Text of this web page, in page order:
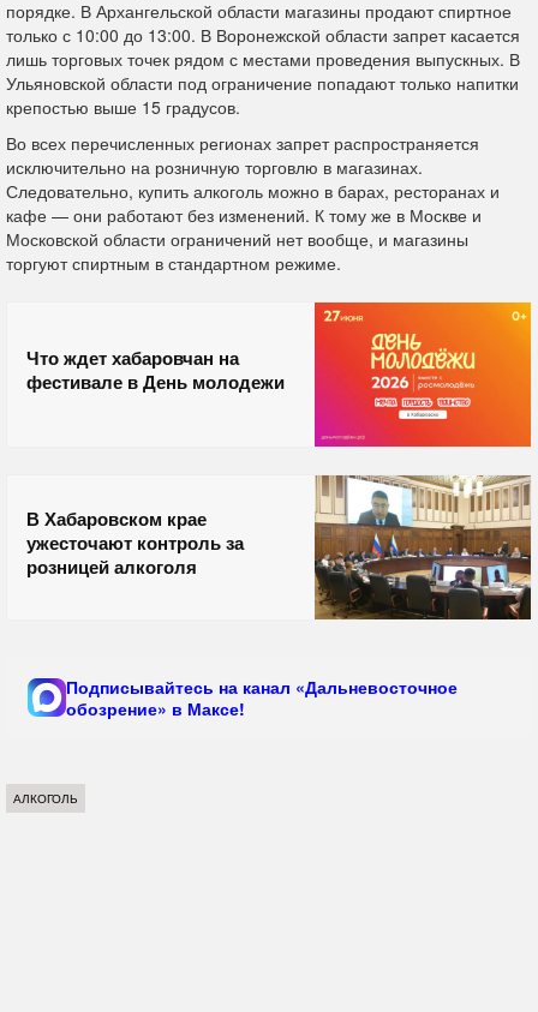
порядке. В Архангельской области магазины продают спиртное
только с 10:00 до 13:00. В Воронежской области запрет касается
лишь торговых точек рядом с местами проведения выпускных. В
Ульяновской области под ограничение попадают только напитки
крепостью выше 15 градусов.
Во всех перечисленных регионах запрет распространяется
исключительно на розничную торговлю в магазинах.
Следовательно, купить алкоголь можно в барах, ресторанах и
кафе — они работают без изменений. К тому же в Москве и
Московской области ограничений нет вообще, и магазины
торгуют спиртным в стандартном режиме.
Что ждет хабаровчан на
фестивале в День молодежи
В Хабаровском крае
ужесточают контроль за
розницей алкоголя
Подписывайтесь на канал «Дальневосточное
обозрение» в Максе!
АЛКОГОЛЬ